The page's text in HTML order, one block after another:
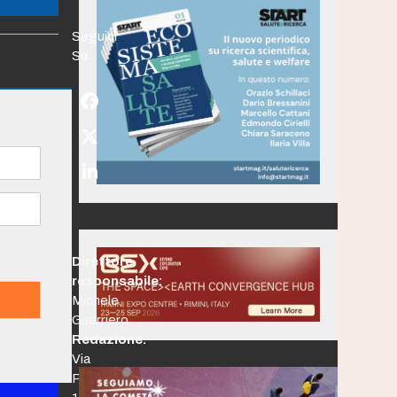
Seguici
Su:
Facebook
Twitter
(deprecated)
LinkedIn
Direttore
responsabile:
Michele
Guerriero
Redazione:
Via
Po,